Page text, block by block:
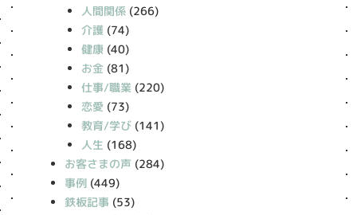
人間関係(266)
介護 (74)
健康(40)
お金(81)
仕事/職業 (220)
恋愛 (73)
教育/学び(141)
人生 (168)
お客さまの声 (284)
事例 (449)
鉄板記事 (53)